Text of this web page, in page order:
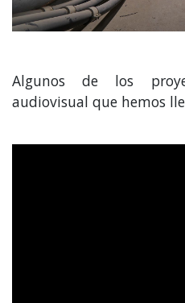
Algunos de los
audiovisual que hemos